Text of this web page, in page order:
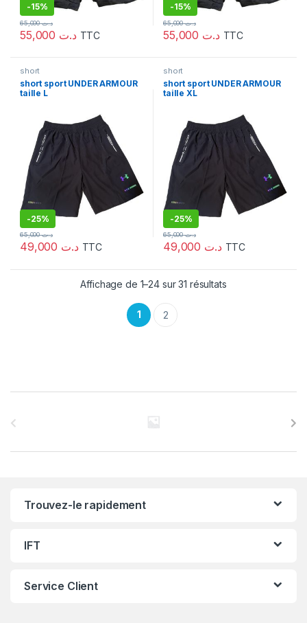
-15%
د.ت
د.ت65,000
TTC
-15%
د.ت
د.ت65,000
TTC
short
short sport UNDER ARMOUR
taille L
-25%
د.ت
د.ت65,000
TTC
short
short sport UNDER ARMOUR
taille XL
-25%
د.ت
د.ت65,000
TTC
Affichage de 1–24 sur 31 résultats
1 2
Trouvez-le rapidement
IFT
Service Client